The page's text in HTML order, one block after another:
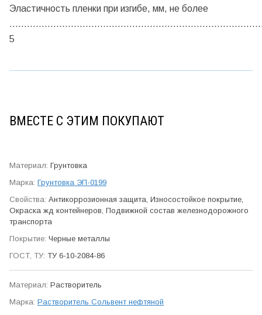
Эластичность пленки при изгибе, мм, не более
5
ВМЕСТЕ С ЭТИМ ПОКУПАЮТ
Грунтовка
Грунтовка ЭП-0199
Антикор­розионная защита, Износо­стойкое покрытие,
Окраска жд контейнеров, Подвижной состав железно­дорожного
транспорта
Черные металлы
ТУ 6-10-2084-86
Растворитель
Растворитель Сольвент нефтяной